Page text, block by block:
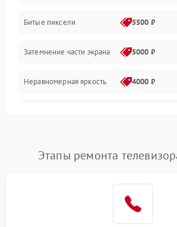
Механические повреждения
Программное обеспечение
Сеть и подключения
Битые пиксели 5500 ₽
Затемнение части экрана 5000 ₽
Неравномерная яркость 4000 ₽
Этапы ремонта